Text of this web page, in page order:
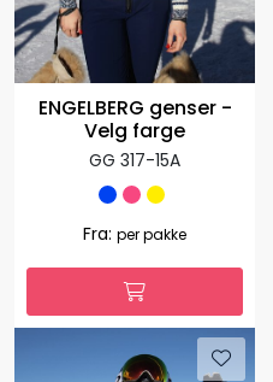
ENGELBERG genser -
Velg farge
GG 317-15A
Fra: per pakke